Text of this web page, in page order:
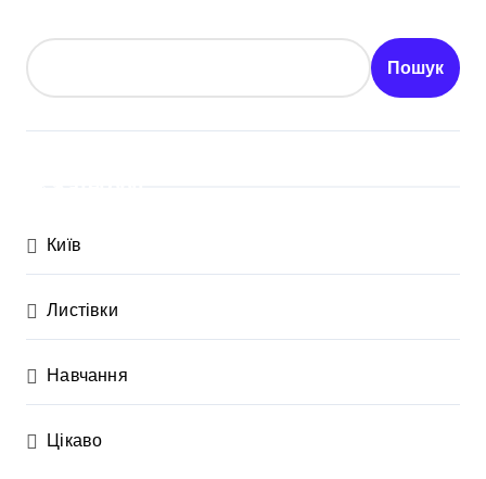
Пошук
Київ
Листівки
Навчання
Цікаво